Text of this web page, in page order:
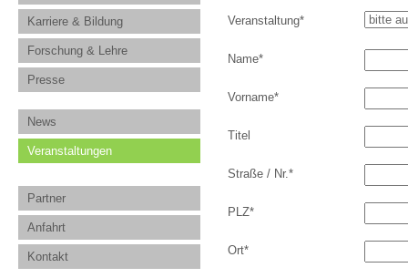
Karriere & Bildung
Forschung & Lehre
Presse
News
Veranstaltungen
Partner
Anfahrt
Kontakt
Veranstaltung*
Name*
Vorname*
Titel
Straße / Nr.*
PLZ*
Ort*